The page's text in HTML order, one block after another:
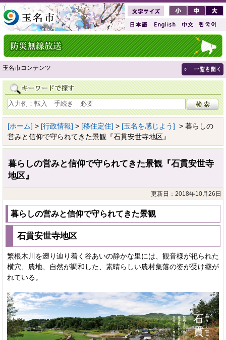
玉名市コンテンツ
[ホーム] > [行政情報] > [移住定住] > [玉名を感じよう] > 暮らしの
営みと信仰で守られてきた景観『石貫安世寺地区』
暮らしの営みと信仰で守られてきた景観『石貫安世寺
地区』
更新日：2018年10月26日
暮らしの営みと信仰で守られてきた景観
石貫安世寺地区
繁根木川を遡り辿り着く谷あいの静かな里には、観音様が祀られた
横穴、農地、自然が調和した、素晴らしい農村集落の姿が受け継が
れている。